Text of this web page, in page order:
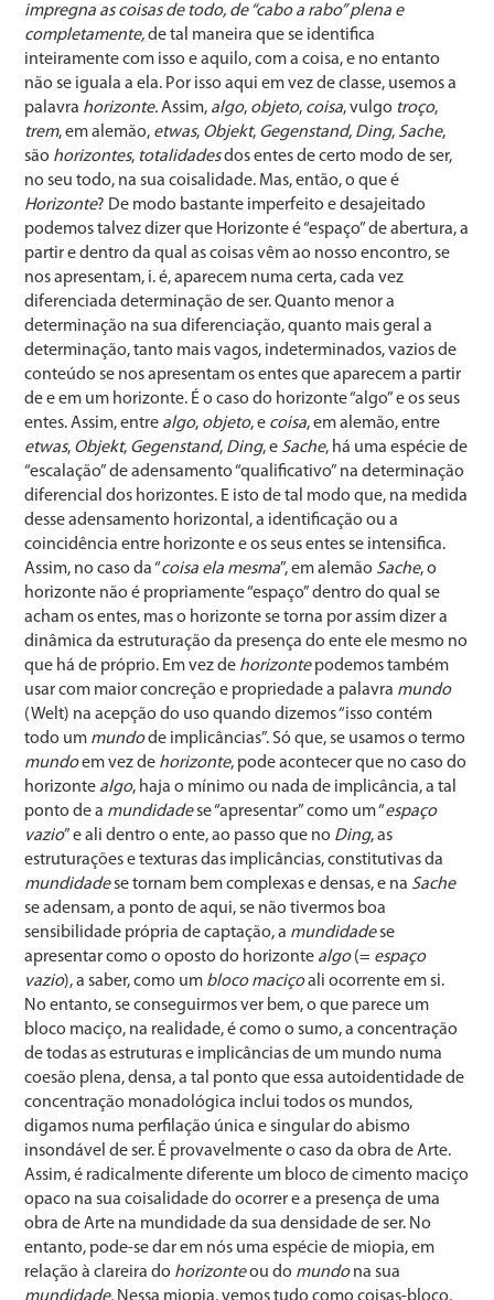
impregna as coisas de todo, de “cabo a rabo” plena e
completamente,de tal maneira que se identifica
inteiramente com isso e aquilo, com a coisa, e no entanto
não se iguala a ela. Por isso aqui em vez de classe, usemos a
palavra horizonte.Assim, algo, objeto, coisa, vulgo troço,
trem, em alemão, etwas, Objekt, Gegenstand, Ding, Sache,
são horizontes, totalidadesdos entes de certo modo de ser,
no seu todo, na sua coisalidade. Mas, então, o que é
Horizonte? De modo bastante imperfeito e desajeitado
podemos talvez dizer que Horizonte é “espaço” de abertura, a
partir e dentro da qual as coisas vêm ao nosso encontro, se
nos apresentam, i. é, aparecem numa certa, cada vez
diferenciada determinação de ser. Quanto menor a
determinação na sua diferenciação, quanto mais geral a
determinação, tanto mais vagos, indeterminados, vazios de
conteúdo se nos apresentam os entes que aparecem a partir
de e em um horizonte. É o caso do horizonte “algo” e os seus
entes. Assim, entre algo, objeto, e coisa, em alemão, entre
etwas, Objekt, Gegenstand, Ding, e Sache, há uma espécie de
“escalação” de adensamento “qualificativo” na determinação
diferencial dos horizontes. E isto de tal modo que, na medida
desse adensamento horizontal, a identificação ou a
coincidência entre horizonte e os seus entes se intensifica.
Assim, no caso da “coisa ela mesma”, em alemão Sache, o
horizonte não é propriamente “espaço” dentro do qual se
acham os entes, mas o horizonte se torna por assim dizer a
dinâmica da estruturação da presença do ente ele mesmo no
que há de próprio. Em vez de horizontepodemos também
usar com maior concreção e propriedade a palavra mundo
(Welt) na acepção do uso quando dizemos “isso contém
todo um mundode implicâncias”. Só que, se usamos o termo
mundoem vez de horizonte, pode acontecer que no caso do
horizonte algo, haja o mínimo ou nada de implicância, a tal
ponto de a mundidadese “apresentar” como um “espaço
vazio” e ali dentro o ente, ao passo que no Ding, as
estruturações e texturas das implicâncias, constitutivas da
mundidadese tornam bem complexas e densas, e na Sache
se adensam, a ponto de aqui, se não tivermos boa
sensibilidade própria de captação, a mundidadese
apresentar como o oposto do horizonte algo(= espaço
vazio), a saber, como um bloco maciçoali ocorrente em si.
No entanto, se conseguirmos ver bem, o que parece um
bloco maciço, na realidade, é como o sumo, a concentração
de todas as estruturas e implicâncias de um mundo numa
coesão plena, densa, a tal ponto que essa autoidentidade de
concentração monadológica inclui todos os mundos,
digamos numa perfilação única e singular do abismo
insondável de ser. É provavelmente o caso da obra de Arte.
Assim, é radicalmente diferente um bloco de cimento maciço
opaco na sua coisalidade do ocorrer e a presença de uma
obra de Arte na mundidade da sua densidade de ser. No
entanto, pode-se dar em nós uma espécie de miopia, em
relação à clareira do horizonteou do mundona sua
mundidade. Nessa miopia, vemos tudo como coisas-bloco,